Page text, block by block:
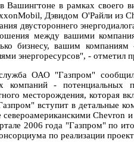
Вашингтоне в рамках своего
Дэвидом О'Райли из
двустороннего
между вашими
бизнесу, вашим
энергоресурсов", - отметил
ОАО "Газпром"
компаний - потенциальных
месторождения, которая
вступит в детальные
Chevron
2006 года "Газпром" по
по реализации